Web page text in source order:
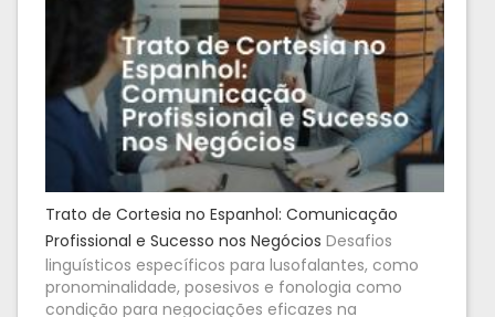
Trato de Cortesia no Espanhol: Comunicação
Profissional e Sucesso nos Negócios Desafios
linguísticos específicos para lusofalantes, como
pronominalidade, posesivos e fonologia como
condição para negociações eficazes na